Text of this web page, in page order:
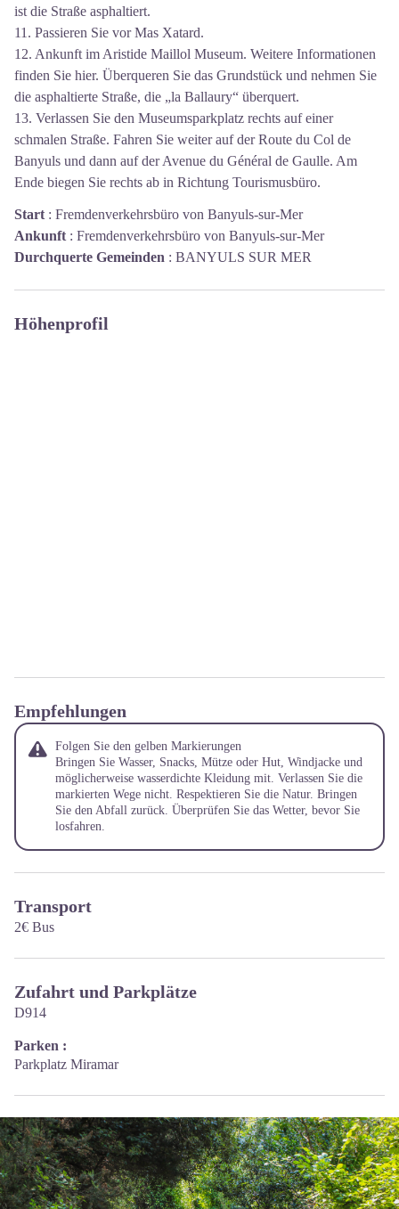
ist die Straße asphaltiert.
11. Passieren Sie vor Mas Xatard.
12. Ankunft im Aristide Maillol Museum. Weitere Informationen
finden Sie hier. Überqueren Sie das Grundstück und nehmen Sie
die asphaltierte Straße, die „la Ballaury“ überquert.
13. Verlassen Sie den Museumsparkplatz rechts auf einer
schmalen Straße. Fahren Sie weiter auf der Route du Col de
Banyuls und dann auf der Avenue du Général de Gaulle. Am
Ende biegen Sie rechts ab in Richtung Tourismusbüro.
Start : Fremdenverkehrsbüro von Banyuls-sur-Mer
Ankunft : Fremdenverkehrsbüro von Banyuls-sur-Mer
Durchquerte Gemeinden : BANYULS SUR MER
Höhenprofil
Empfehlungen
Folgen Sie den gelben Markierungen
Bringen Sie Wasser, Snacks, Mütze oder Hut, Windjacke und
möglicherweise wasserdichte Kleidung mit. Verlassen Sie die
markierten Wege nicht. Respektieren Sie die Natur. Bringen
Sie den Abfall zurück. Überprüfen Sie das Wetter, bevor Sie
losfahren.
Transport
2€ Bus
Zufahrt und Parkplätze
D914
Parken :
Parkplatz Miramar